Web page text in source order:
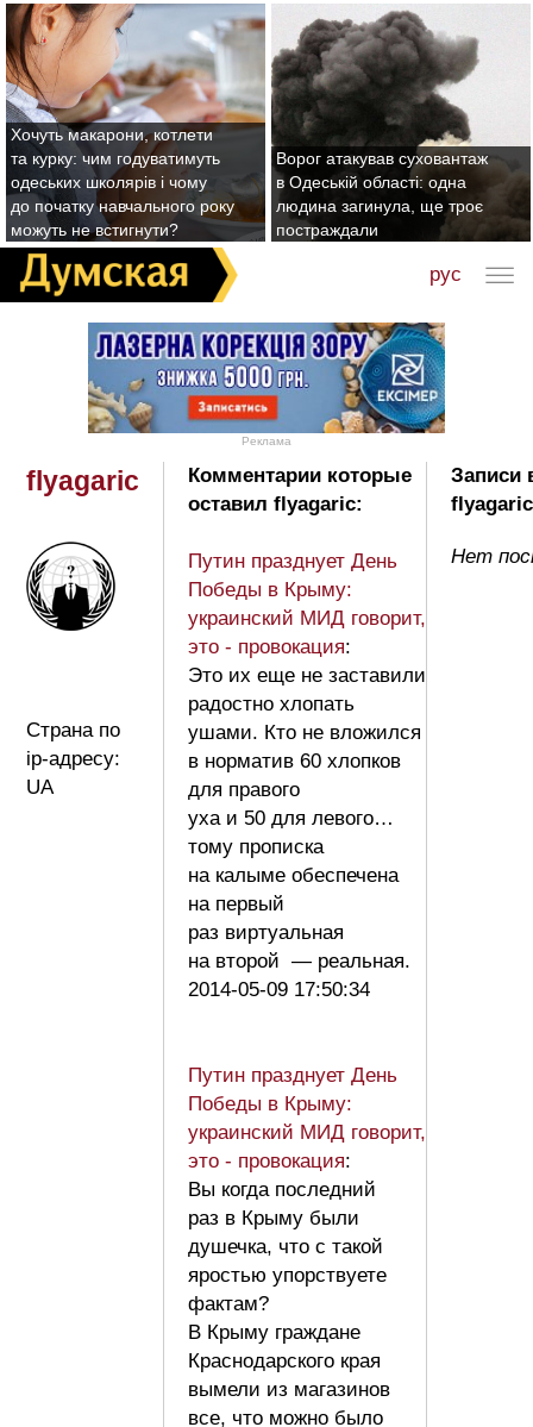
Хочуть макарони, котлети
та курку: чим годуватимуть
одеських школярів і чому
до початку навчального року
можуть не встигнути?
Ворог атакував суховантаж
в Одеській області: одна
людина загинула, ще троє
постраждали
рус
Реклама
flyagaric
Страна по
ip-адресу:
UA
Комментарии которые
оставил flyagaric:
Путин празднует День
Победы в Крыму:
украинский МИД говорит,
это - провокация:
Это их еще не заставили
радостно хлопать
ушами. Кто не вложился
в норматив 60 хлопков
для правого
уха и 50 для левого…
тому прописка
на калыме обеспечена
на первый
раз виртуальная
на второй — реальная.
2014-05-09 17:50:34
Путин празднует День
Победы в Крыму:
украинский МИД говорит,
это - провокация:
Вы когда последний
раз в Крыму были
душечка, что с такой
яростью упорствуете
фактам?
В Крыму граждане
Краснодарского края
вымели из магазинов
все, что можно было
Записи
Нет